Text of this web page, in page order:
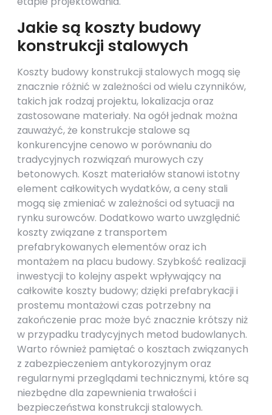
Jakie są koszty budowy
konstrukcji stalowych
Koszty budowy konstrukcji stalowych mogą się
znacznie różnić w zależności od wielu czynników,
takich jak rodzaj projektu, lokalizacja oraz
zastosowane materiały. Na ogół jednak można
zauważyć, że konstrukcje stalowe są
konkurencyjne cenowo w porównaniu do
tradycyjnych rozwiązań murowych czy
betonowych. Koszt materiałów stanowi istotny
element całkowitych wydatków, a ceny stali
mogą się zmieniać w zależności od sytuacji na
rynku surowców. Dodatkowo warto uwzględnić
koszty związane z transportem
prefabrykowanych elementów oraz ich
montażem na placu budowy. Szybkość realizacji
inwestycji to kolejny aspekt wpływający na
całkowite koszty budowy; dzięki prefabrykacji i
prostemu montażowi czas potrzebny na
zakończenie prac może być znacznie krótszy niż
w przypadku tradycyjnych metod budowlanych.
Warto również pamiętać o kosztach związanych
z zabezpieczeniem antykorozyjnym oraz
regularnymi przeglądami technicznymi, które są
niezbędne dla zapewnienia trwałości i
bezpieczeństwa konstrukcji stalowych.